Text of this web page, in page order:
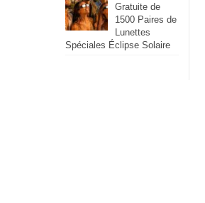
Gratuite de
1500 Paires de
Lunettes
Spéciales Éclipse Solaire